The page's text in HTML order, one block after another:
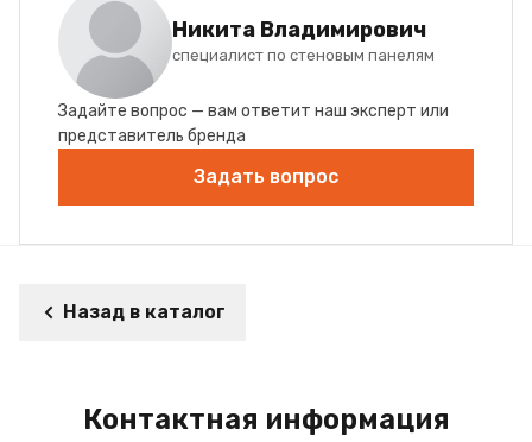
Никита Владимирович
специалист по стеновым панелям
Задайте вопрос — вам ответит наш эксперт или
представитель бренда
Задать вопрос
Назад в каталог
Контактная информация